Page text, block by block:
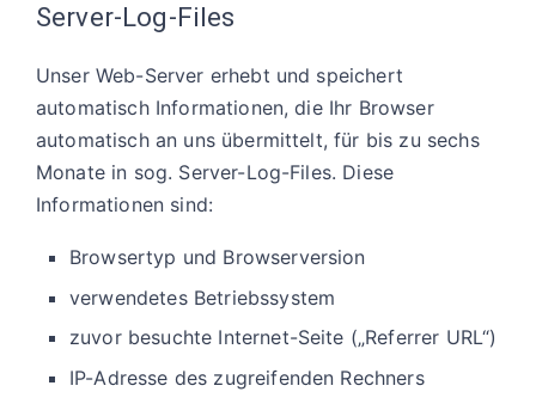
Server-Log-Files
Unser Web-Server erhebt und speichert
automatisch Informationen, die Ihr Browser
automatisch an uns übermittelt, für bis zu sechs
Monate in sog. Server-Log-Files. Diese
Informationen sind:
Browsertyp und Browserversion
verwendetes Betriebssystem
zuvor besuchte Internet-Seite („Referrer URL“)
IP-Adresse des zugreifenden Rechners